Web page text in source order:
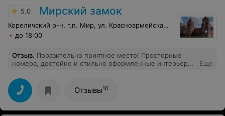
5.0 Мирский замок
Кореличский р-н, г.п. Мир, ул. Красноармейская, 2
до 18:00
Отзыв. Поразительно приятное место! Просторные
номера, достойно и стильно оформленные интерьеры,
театрализованные представления во дворе, и
живописные окрестности, и поход по музейной части
замка (а она оказалась немаленькая!). Повод для
отдельного упоминания- ресторан в подвале замка.
Там настоящая белорусская кухня. И там её
Еще
Отзывы10